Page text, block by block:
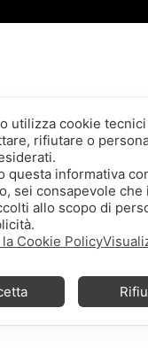
utilizza cookie
rifiutare o
questa informativa
sei consapevole
allo scopo di
Cookie Policy